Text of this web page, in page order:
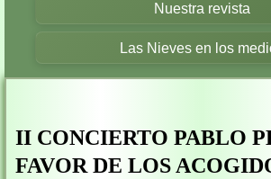
Nuestra revista
Las Nieves en los
II CONCIERTO PABLO
FAVOR DE LOS